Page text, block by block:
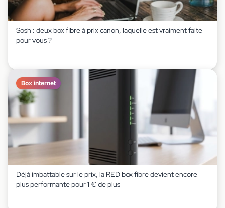
Sosh : deux box fibre à prix canon, laquelle est vraiment faite
pour vous ?
Box internet
Déjà imbattable sur le prix, la RED box fibre devient encore
plus performante pour 1 € de plus